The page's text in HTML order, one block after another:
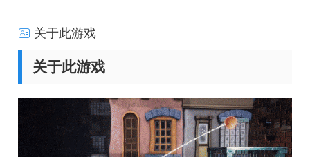
关于此游戏
关于此游戏